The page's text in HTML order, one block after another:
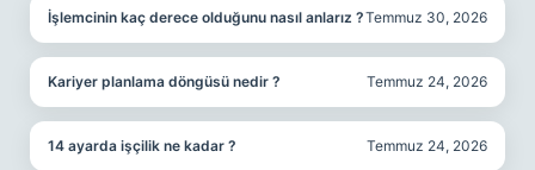
İşlemcinin kaç derece olduğunu nasıl anlarız ?Temmuz 30, 2026
Kariyer planlama döngüsü nedir ? Temmuz 24, 2026
14 ayarda işçilik ne kadar ? Temmuz 24, 2026